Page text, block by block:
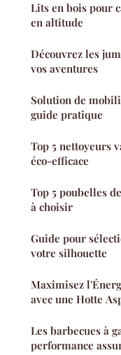
Lits en bois pour
en altitude
Découvrez les
vos aventures
Solution de
guide pratique
Top 5 nettoyeurs
éco-efficace
Top 5 poubelles
à choisir
Guide pour
votre silhouette
Maximisez
avec une Hotte
Les barbecues à
performance